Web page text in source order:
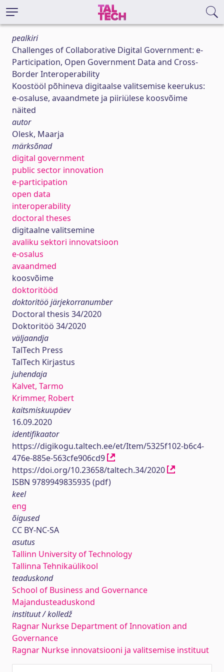
pealkiri
Challenges of Collaborative Digital Government: e-
Participation, Open Government Data and Cross-
Border Interoperability
Koostööl põhineva digitaalse valitsemise keerukus:
e-osaluse, avaandmete ja piiriülese koosvõime
näited
autor
Olesk, Maarja
märksõnad
digital government
public sector innovation
e-participation
open data
interoperability
doctoral theses
digitaalne valitsemine
avaliku sektori innovatsioon
e-osalus
avaandmed
koosvõime
doktoritööd
doktoritöö järjekorranumber
Doctoral thesis 34/2020
Doktoritöö 34/2020
väljaandja
TalTech Press
TalTech Kirjastus
juhendaja
Kalvet, Tarmo
Krimmer, Robert
kaitsmiskuupäev
16.09.2020
identifikaator
https://digikogu.taltech.ee/et/Item/5325f102-b6c4-
476e-885e-563cfe906cd9
https://doi.org/10.23658/taltech.34/2020
ISBN 9789949835935 (pdf)
keel
eng
õigused
CC BY-NC-SA
asutus
Tallinn University of Technology
Tallinna Tehnikaülikool
teaduskond
School of Business and Governance
Majandusteaduskond
instituut / kolledž
Ragnar Nurkse Department of Innovation and
Governance
Ragnar Nurkse innovatsiooni ja valitsemise instituut